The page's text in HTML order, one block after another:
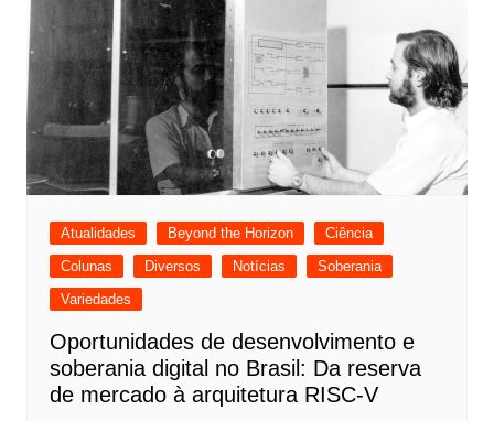
Atualidades Beyond the Horizon
Ciência
Colunas
Diversos Notícias
Soberania
Variedades
Oportunidades de desenvolvimento e
soberania digital no Brasil: Da reserva
de mercado à arquitetura RISC-V